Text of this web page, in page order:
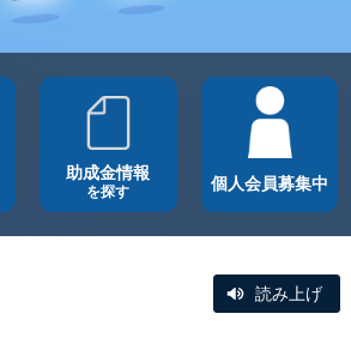
助成金情報
を探す 個人会員募集中
読み上げ